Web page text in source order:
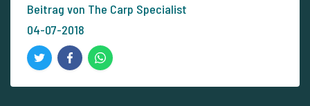
Beitrag von The Carp Specialist
04-07-2018